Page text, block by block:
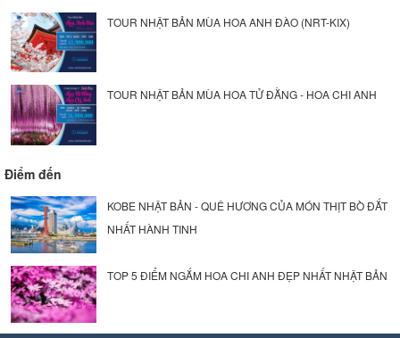
TOUR NHẬT BẢN MÙA HOA ANH ĐÀO (NRT-KIX)
TOUR NHẬT BẢN MÙA HOA TỬ ĐẰNG - HOA CHI ANH
Điểm đến
KOBE NHẬT BẢN - QUÊ HƯƠNG CỦA MÓN THỊT BÒ ĐẮT
NHẤT HÀNH TINH
TOP 5 ĐIỂM NGẮM HOA CHI ANH ĐẸP NHẤT NHẬT BẢN